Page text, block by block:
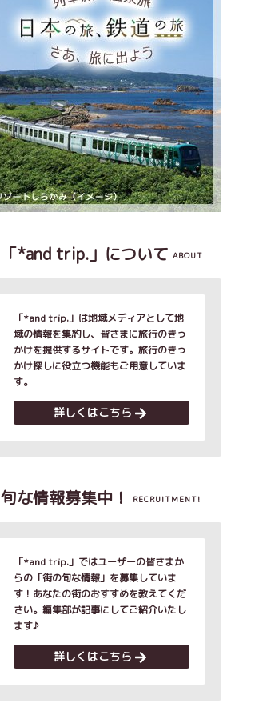
「*and trip.」について ABOUT
「*and trip.」は地域メディアとして地
域の情報を集約し、皆さまに旅行のきっ
かけを提供するサイトです。旅行のきっ
かけ探しに役立つ機能もご用意していま
す。
詳しくはこちら
旬な情報募集中！ RECRUITMENT!
「*and trip.」ではユーザーの皆さまか
らの「街の旬な情報」を募集していま
す！あなたの街のおすすめを教えてくだ
さい。編集部が記事にしてご紹介いたし
ます♪
詳しくはこちら